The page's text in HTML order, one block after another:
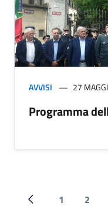
AVVISI 27
Programma
1 2